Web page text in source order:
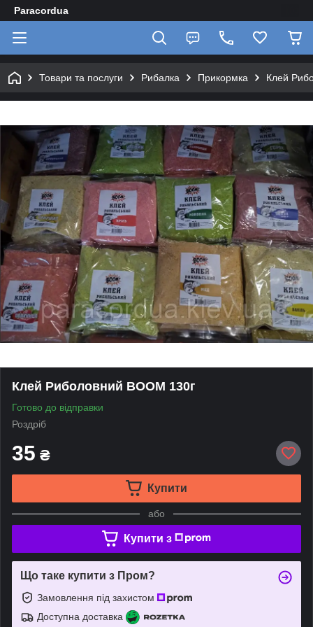
Paracordua
Товари та послуги Рибалка Прикормка Клей
Клей Риболовний BOOM 130г
Готово до відправки
Роздріб
35 ₴
Купити
або
Купити з
Що таке купити з Пром?
Замовлення під захистом
Доступна доставка